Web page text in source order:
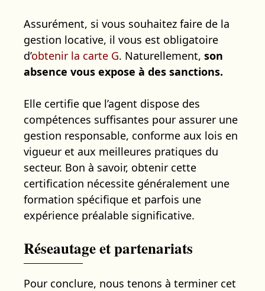
Assurément, si vous souhaitez faire de la
gestion locative, il vous est obligatoire
d’obtenir la carte G. Naturellement, son
absence vous expose à des sanctions.
Elle certifie que l’agent dispose des
compétences suffisantes pour assurer une
gestion responsable, conforme aux lois en
vigueur et aux meilleures pratiques du
secteur. Bon à savoir, obtenir cette
certification nécessite généralement une
formation spécifique et parfois une
expérience préalable significative.
Réseautage et partenariats
Pour conclure, nous tenons à terminer cet